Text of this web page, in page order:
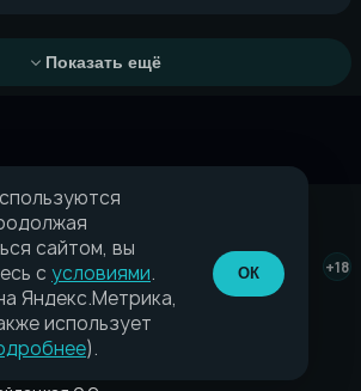
Показать ещё
+18
Федеральной службой по надзору в
технологий и массовых
от 08 июля 2025.
сайтом, вы
с условиями.
Яндекс.Метрика,
использует
).
ОК